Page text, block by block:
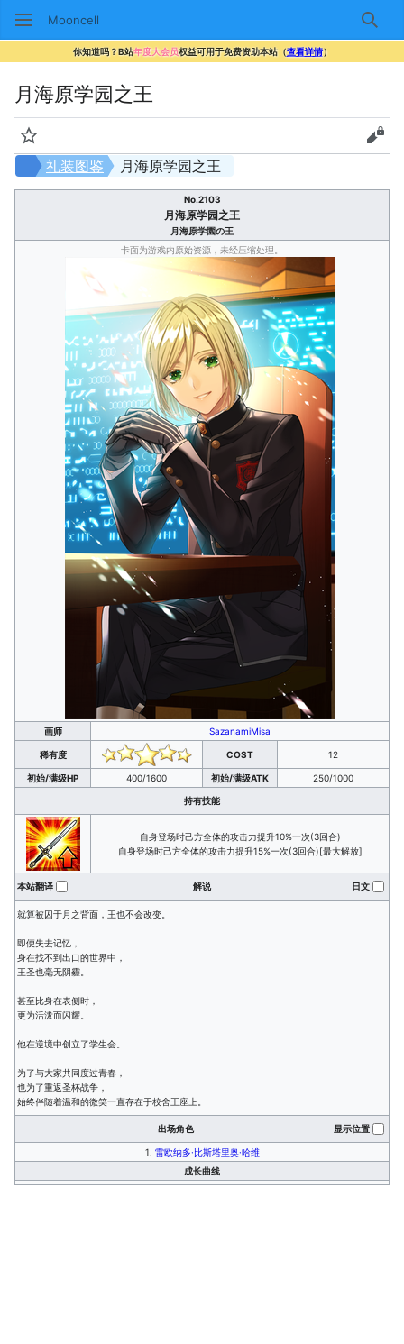
Mooncell 搜索
你知道吗？B站年度大会员权益可用于免费资助本站（查看详情）
月海原学园之王
监视 查看
月海原学园之王
礼装图鉴
No.2103
月海原学园之王
月海原学園の王
卡面为游戏内原始资源，未经压缩处理。
画师 SazanamiMisa
稀有度 COST 12
初始/满级HP 400/1600 初始/满级ATK 250/1000
持有技能
自身登场时己方全体的攻击力提升10%一次(3回合)
自身登场时己方全体的攻击力提升15%一次(3回合)[最大解放]
本站翻译 解说 日文
就算被囚于月之背面，王也不会改变。
即便失去记忆，
身在找不到出口的世界中，
王圣也毫无阴霾。
甚至比身在表侧时，
更为活泼而闪耀。
他在逆境中创立了学生会。
为了与大家共同度过青春，
也为了重返圣杯战争，
始终伴随着温和的微笑一直存在于校舍王座上。
出场角色 显示位置
1. 雷欧纳多·比斯塔里奥·哈维
成长曲线